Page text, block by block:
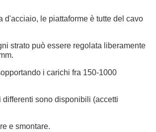
d'acciaio, le piattaforme è tutte del cavo
strato può essere regolata liberamente
i carichi fra 150-1000
differenti sono disponibili (accetti
e smontare.